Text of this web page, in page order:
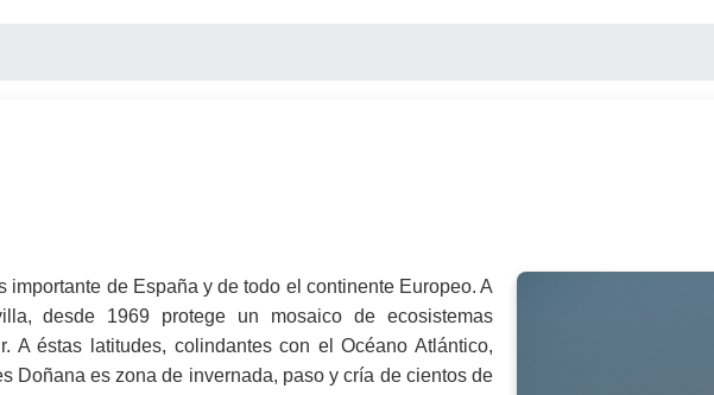
de España y de todo el continente Europeo. A
desde 1969 protege un mosaico de ecosistemas
A éstas latitudes, colindantes con el Océano Atlántico,
Doñana es zona de invernada, paso y cría de cientos de